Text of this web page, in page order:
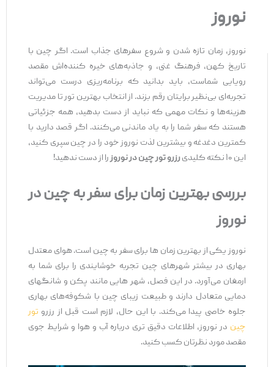
نوروز
نوروز، زمان تازه شدن و شروع سفرهای جذاب است. اگر چین با
تاریخ کهن، فرهنگ غنی، و جاذبه‌های خیره ‌کننده‌اش مقصد
رویایی شماست، باید بدانید که برنامه‌ریزی درست می‌تواند
تجربه‌ای بی‌نظیر برایتان رقم بزند. از انتخاب بهترین تور تا مدیریت
هزینه‌ها و نکات مهمی که نباید از دست بدهید، همه جزئیاتی
هستند که سفر شما را به یاد ماندنی می‌کنند. اگر قصد دارید با
کمترین دغدغه و بیشترین لذت نوروز خود را در چین سپری کنید،
این ۱۰ نکته کلیدی
رزرو تور چین در نوروزرا از دست ندهید!
بررسی بهترین زمان برای سفر به چین در
نوروز
نوروز یکی از بهترین زمان ‌ها برای سفر به چین است. هوای معتدل
بهاری در بیشتر شهرهای چین تجربه خوشایندی را برای شما به
ارمغان می‌آورد. در این فصل، شهر هایی مانند پکن و شانگهای
دمایی متعادل دارند و طبیعت زیبای چین با شکوفه‌های بهاری
جلوه خاصی پیدا می‌کند. با این حال، لازم است قبل از رزروتور
چیندر نوروز، اطلاعات دقیق‌ تری درباره آب و هوا و شرایط جوی
مقصد مورد نظرتان کسب کنید.